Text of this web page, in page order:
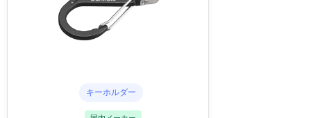
キーホルダー